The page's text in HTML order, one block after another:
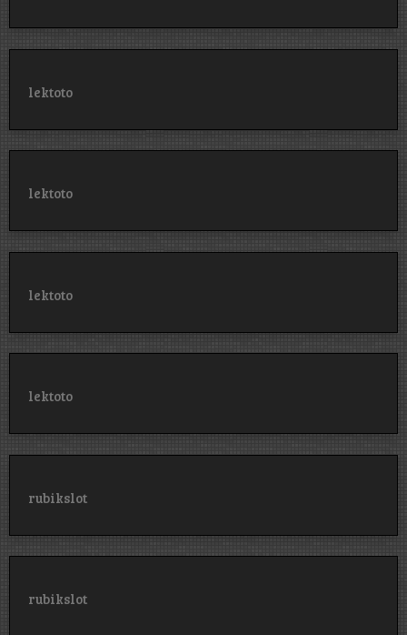
lektoto
lektoto
lektoto
lektoto
rubikslot
rubikslot